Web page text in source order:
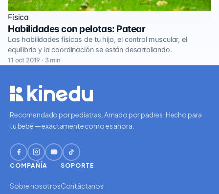
Física
Habilidades con pelotas: Patear
Las habilidades físicas de tu hijo, el control muscular, el
equilibrio y la coordinación se están desarrollando.
11 oct 2019 · 3 min
Recomendado por pediatras. Amado por padres. Hecho para
tu bebé — exactamente como es ahora.
COMPAÑÍA
Sobre nosotros
SOPORTE
Contáctanos